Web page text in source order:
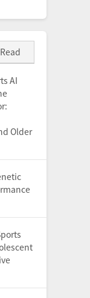
AI
Older